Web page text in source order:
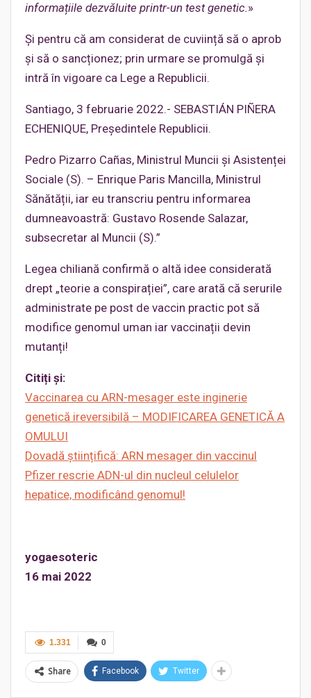
informațiile dezvăluite printr-un test genetic.»
Și pentru că am considerat de cuviință să o aprob
și să o sancționez; prin urmare se promulgă și
intră în vigoare ca Lege a Republicii.
Santiago, 3 februarie 2022.- SEBASTIÁN PIÑERA
ECHENIQUE, Președintele Republicii.
Pedro Pizarro Cañas, Ministrul Muncii și Asistenței
Sociale (S). – Enrique Paris Mancilla, Ministrul
Sănătății, iar eu transcriu pentru informarea
dumneavoastră: Gustavo Rosende Salazar,
subsecretar al Muncii (S).”
Legea chiliană confirmă o altă idee considerată
drept „teorie a conspirației”, care arată că serurile
administrate pe post de vaccin practic pot să
modifice genomul uman iar vaccinații devin
mutanți!
Citiți și:
Vaccinarea cu ARN-mesager este inginerie
genetică ireversibilă – MODIFICAREA GENETICĂ A
OMULUI
Dovadă științifică: ARN mesager din vaccinul
Pfizer rescrie ADN-ul din nucleul celulelor
hepatice, modificând genomul!
yogaesoteric
16 mai 2022
0
1.331
Share Facebook Twitter